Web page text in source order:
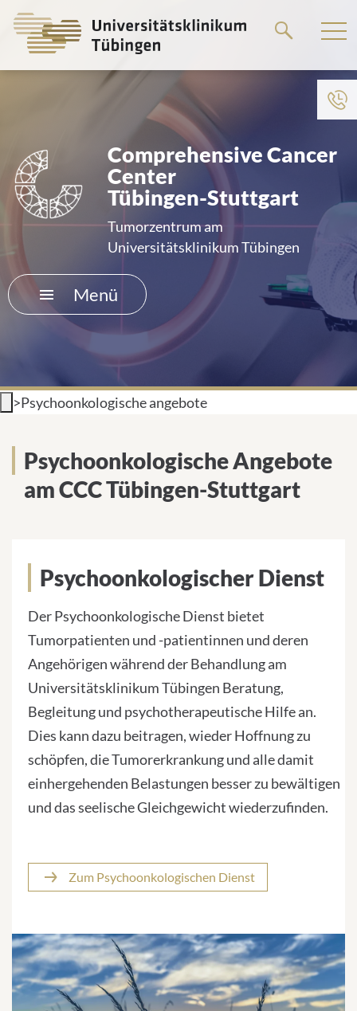
zum
Comprehensive Cancer
Center
Tübingen-Stuttgart
Tumorzentrum am
Universitätsklinikum Tübingen
Menü
Zum Menü der Einrichtung
DAS KLINIKUM
PATIENTEN &AMP; BESUCHER
KARRIERE
INTERNATIONALE PATIENTEN
LEICHTE SPRACHE
Datenschutz
>Psychoonkologische angebote
Psychoonkologische Angebote
am CCC Tübingen-Stuttgart
Psychoonkologischer Dienst
Der Psychoonkologische Dienst bietet
Tumorpatienten und -patientinnen und deren
Angehörigen während der Behandlung am
Universitätsklinikum Tübingen Beratung,
Begleitung und psychotherapeutische Hilfe an.
Dies kann dazu beitragen, wieder Hoffnung zu
schöpfen, die Tumorerkrankung und alle damit
einhergehenden Belastungen besser zu bewältigen
und das seelische Gleichgewicht wiederzufinden.
Zum Psychoonkologischen Dienst